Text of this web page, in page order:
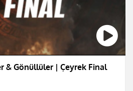
& Gönüllüler | Çeyrek Final